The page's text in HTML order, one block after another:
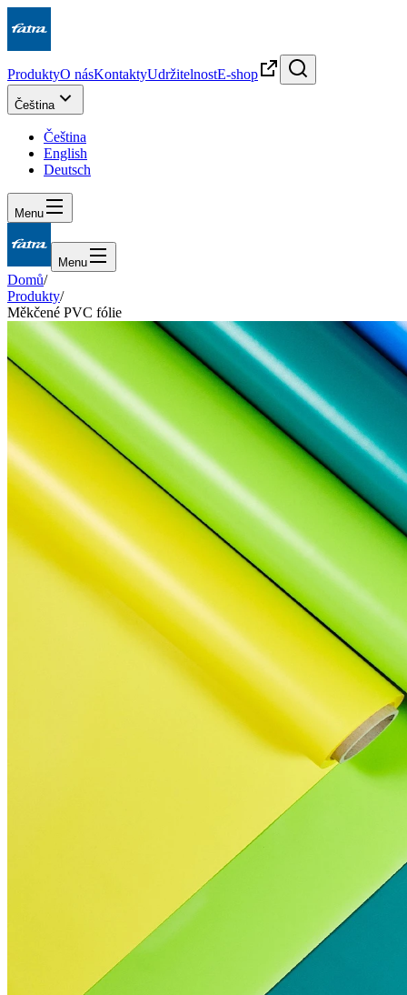
ProduktyO násKontaktyUdržitelnostE-shop
Čeština
Čeština
English
Deutsch
Menu
Menu
Domů/
Produkty/
Měkčené PVC fólie